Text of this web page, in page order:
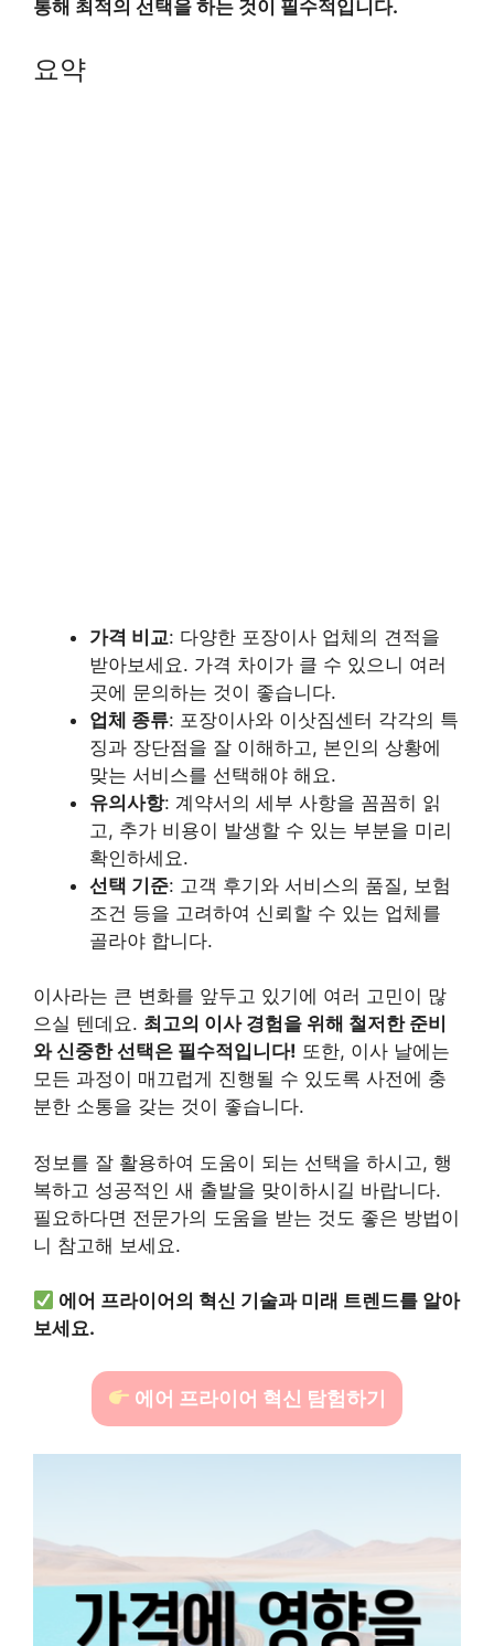
통해 최적의 선택을 하는 것이 필수적입니다.
요약
가격 비교: 다양한 포장이사 업체의 견적을
받아보세요. 가격 차이가 클 수 있으니 여러
곳에 문의하는 것이 좋습니다.
업체 종류: 포장이사와 이삿짐센터 각각의 특
징과 장단점을 잘 이해하고, 본인의 상황에
맞는 서비스를 선택해야 해요.
유의사항: 계약서의 세부 사항을 꼼꼼히 읽
고, 추가 비용이 발생할 수 있는 부분을 미리
확인하세요.
선택 기준: 고객 후기와 서비스의 품질, 보험
조건 등을 고려하여 신뢰할 수 있는 업체를
골라야 합니다.
이사라는 큰 변화를 앞두고 있기에 여러 고민이 많
으실 텐데요. 최고의 이사 경험을 위해 철저한 준비
와 신중한 선택은 필수적입니다! 또한, 이사 날에는
모든 과정이 매끄럽게 진행될 수 있도록 사전에 충
분한 소통을 갖는 것이 좋습니다.
정보를 잘 활용하여 도움이 되는 선택을 하시고, 행
복하고 성공적인 새 출발을 맞이하시길 바랍니다.
필요하다면 전문가의 도움을 받는 것도 좋은 방법이
니 참고해 보세요.
에어 프라이어의 혁신 기술과 미래 트렌드를 알아
보세요.
에어 프라이어 혁신 탐험하기